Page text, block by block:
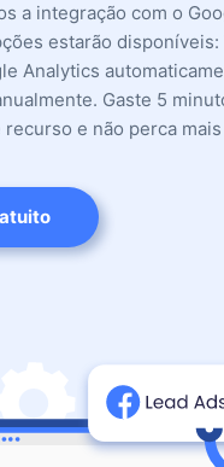
a integração com o
estarão disponíveis:
Analytics
Gaste 5
recurso e não perca